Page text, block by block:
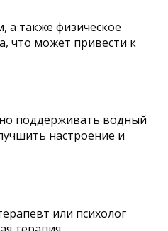
а также физическое
что может привести к
поддерживать водный
настроение и
или психолог